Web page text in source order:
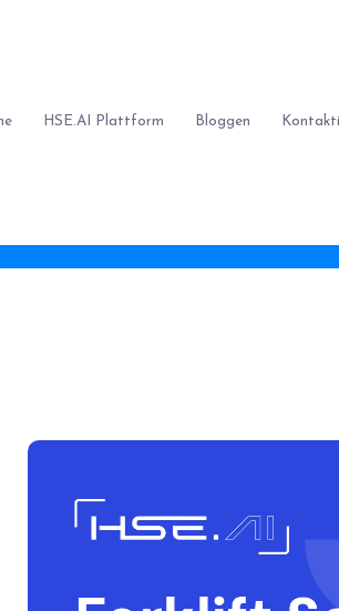
HSE.AI Plattform Bloggen